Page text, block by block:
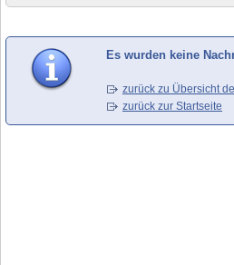
Es wurden keine
zurück zu Übersicht
zurück zur Startseite